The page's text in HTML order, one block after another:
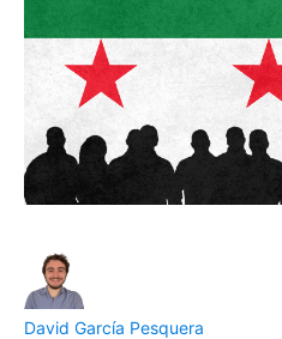
David García Pesquera